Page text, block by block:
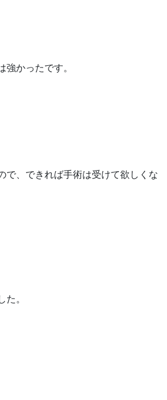
かったです。
で、できれば手術は受けて欲しくな
た。